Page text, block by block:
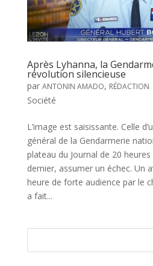
Après Lyhanna, la
révolution silencieuse
par ANTONIN AMADO, RÉDACTION
Société
L’image est saisissante. Celle
général de la Gendarmerie
plateau du Journal de 20
dernier, assumer un échec. Un
heure de forte audience par le
a fait...